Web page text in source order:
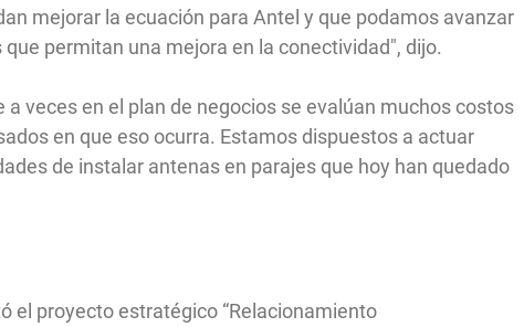
mejorar la ecuación para Antel y que podamos avanzar
permitan una mejora en la conectividad", dijo.
veces en el plan de negocios se evalúan muchos costos
en que eso ocurra. Estamos dispuestos a actuar
de instalar antenas en parajes que hoy han quedado
el proyecto estratégico “Relacionamiento